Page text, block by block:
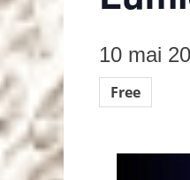
10 mai
Free